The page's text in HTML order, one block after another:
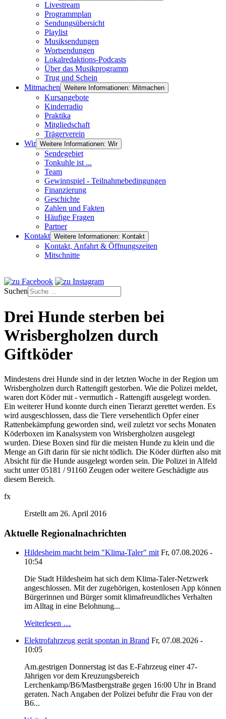
Livestream
Programmplan
Sendungsübersicht
Playlist
Musiksendungen
Wortsendungen
Lokalredaktions-Podcasts
Über das Musikprogramm
Trug und Schein
Mitmachen Weitere Informationen: Mitmachen
Kursangebote
Kinderradio
Praktika
Mitgliedschaft
Trägerverein
Wir Weitere Informationen: Wir
Sendegebiet
Tonkuhle ist ...
Team
Gewinnspiel - Teilnahmebedingungen
Finanzierung
Geschichte
Zahlen und Fakten
Häufige Fragen
Partner
Kontakt Weitere Informationen: Kontakt
Kontakt, Anfahrt & Öffnungszeiten
Mitschnitte
Suchen
Drei Hunde sterben bei
Wrisbergholzen durch
Giftköder
Mindestens drei Hunde sind in der letzten Woche in der Region um
Wrisbergholzen durch Rattengift gestorben. Wie die Polizei meldet,
waren dort Köder mit - vermutlich - Rattengift ausgelegt worden.
Ein weiterer Hund konnte durch einen Tierarzt gerettet werden. Es
wird ausgeschlossen, dass die Tiere versehentlich Opfer einer
Rattenbekämpfung geworden sind, weil zuletzt vor sechs Monaten
Köderboxen im Kanalsystem von Wrisbergholzen ausgelegt
wurden. Diese Boxen sind für die meisten Hunde zu klein und die
Menge an Gift darin für sie nicht tödlich. Die Köder dürften also mit
Absicht für die Hunde ausgelegt worden sein. Die Polizei in Alfeld
sucht unter 05181 / 91160 Zeugen oder weitere Geschädigte aus
diesem Bereich.
fx
Erstellt am 26. April 2016
Aktuelle Regionalnachrichten
Hildesheim macht beim "Klima-Taler" mit Fr, 07.08.2026 -
10:54
Die Stadt Hildesheim hat sich dem Klima-Taler-Netzwerk
angeschlossen. Mit der zugehörigen, kostenlosen App können
Bürgerinnen und Bürger somit klimafreundliches Verhalten
im Alltag in eine Belohnung...
Weiterlesen …
Elektrofahrzeug gerät spontan in Brand Fr, 07.08.2026 -
10:05
Am.gestrigen Donnerstag ist das E-Fahrzeug einer 47-
Jährigen vor dem Kreuzungsbereich
Lerchenkamp/B6/Mastbergstraße gegen 16:00 Uhr in Brand
geraten. Nach Angaben der Polizei befuhr die Frau von der
B6...